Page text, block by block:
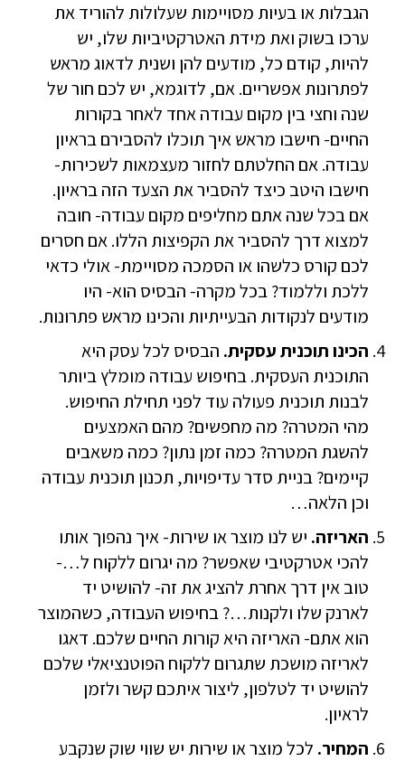
הגבלות או בעיות מסויימות שעלולות להוריד את
ערכו בשוק ואת מידת האטרקטיביות שלו, יש
להיות, קודם כל, מודעים להן ושנית לדאוג מראש
לפתרונות אפשריים. אם, לדוגמא, יש לכם חור של
שנה וחצי בין מקום עבודה אחד לאחר בקורות
החיים- חישבו מראש איך תוכלו להסבירם בראיון
עבודה. אם החלטתם לחזור מעצמאות לשכירות-
חישבו היטב כיצד להסביר את הצעד הזה בראיון.
אם בכל שנה אתם מחליפים מקום עבודה- חובה
למצוא דרך להסביר את הקפיצות הללו. אם חסרים
לכם קורס כלשהו או הסמכה מסויימת- אולי כדאי
ללכת וללמוד? בכל מקרה- הבסיס הוא- היו
מודעים לנקודות הבעייתיות והכינו מראש פתרונות.
הכינו תוכנית עסקית. הבסיס לכל עסק היא
התוכנית העסקית. בחיפוש עבודה מומלץ ביותר
לבנות תוכנית פעולה עוד לפני תחילת החיפוש.
מהי המטרה? מה מחפשים? מהם האמצעים
להשגת המטרה? כמה זמן נתון? כמה משאבים
קיימים? בניית סדר עדיפויות, תכנון תוכנית עבודה
וכן הלאה…
האריזה. יש לנו מוצר או שירות- איך נהפוך אותו
להכי אטרקטיבי שאפשר? מה יגרום ללקוח ל…-
טוב אין דרך אחרת להציג את זה- להושיט יד
לארנק שלו ולקנות…? בחיפוש העבודה, כשהמוצר
הוא אתם- האריזה היא קורות החיים שלכם. דאגו
לאריזה מושכת שתגרום ללקוח הפוטנציאלי שלכם
להושיט יד לטלפון, ליצור איתכם קשר ולזמן
לראיון.
המחיר. לכל מוצר או שירות יש שווי שוק שנקבע